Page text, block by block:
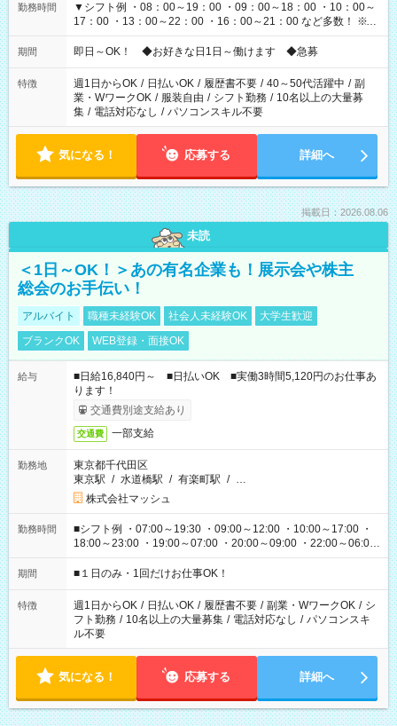
勤務時間
▼シフト例 ・08：00～19：00 ・09：00～18：00 ・10：00～
17：00 ・13：00～22：00 ・16：00～21：00 など多数！ ※お
仕事により勤務時間が異なります
期間 即日～OK！ ◆お好きな日1日～働けます ◆急募
特徴 週1日からOK / 日払いOK / 履歴書不要 / 40～50代活躍中 / 副
業・WワークOK / 服装自由 / シフト勤務 / 10名以上の大量募
集 / 電話対応なし / パソコンスキル不要
気になる！ 応募する 詳細へ
掲載日：2026.08.06
未読
＜1日～OK！＞あの有名企業も！展示会や株主
総会のお手伝い！
アルバイト 職種未経験OK 社会人未経験OK
大学生歓迎
ブランクOK
WEB登録・面接OK
給与
■日給16,840円～ ■日払いOK ■実働3時間5,120円のお仕事あ
ります！
交通費別途支給あり
交通費 一部支給
勤務地
東京都千代田区
東京駅 / 水道橋駅 / 有楽町駅 / …
株式会社マッシュ
勤務時間
■シフト例 ・07:00～19:30 ・09:00～12:00 ・10:00～17:00 ・
18:00～23:00 ・19:00～07:00 ・20:00～09:00 ・22:00～06:00
etc ★最短で3時間で5,120円のお仕事から 15時間で2万円近く稼
げるお仕事も！ ご希望のお時間に合わせてご紹介！ ※シフトは
ください！
期間 ■１日のみ・1回だけお仕事OK！
特徴 週1日からOK / 日払いOK / 履歴書不要 / 副業・WワークOK / シ
フト勤務 / 10名以上の大量募集 / 電話対応なし / パソコンスキ
ル不要
気になる！ 応募する 詳細へ